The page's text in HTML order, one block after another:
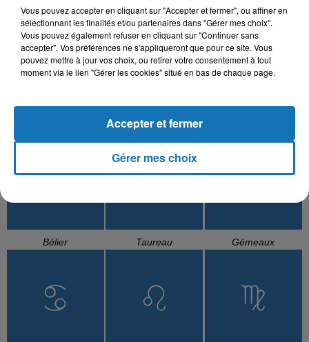
FAYCAL MIGNON, TOXICO
Hya Li Bghat
KADER JAPONAIS, REDA
SOUSSIA
Rani Maghmoum
CHEB HIMED
Habarni
L'HOROSCOPE
Bélier Taureau Gémeaux
Vous pouvez accepter en cliquant sur "Accepter et fermer", ou affiner en
sélectionnant les finalités et/ou partenaires dans "Gérer mes choix".
Vous pouvez également refuser en cliquant sur "Continuer sans
accepter". Vos préférences ne s'appliqueront que pour ce site. Vous
pouvez mettre à jour vos choix, ou retirer votre consentement à tout
moment via le lien "Gérer les cookies" situé en bas de chaque page.
Gérer mes choix
Accepter et fermer